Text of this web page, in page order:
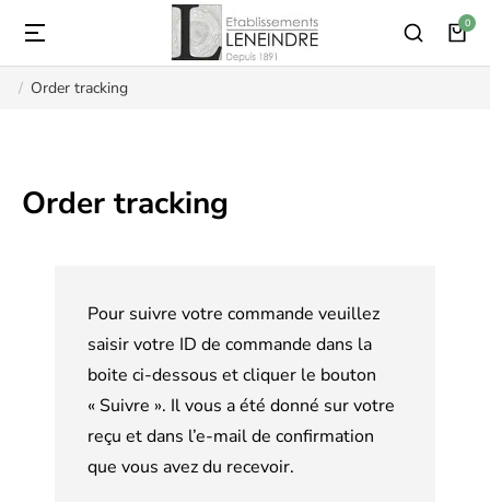
Vous êtes ici :
Order tracking
Order tracking
Pour suivre votre commande veuillez
saisir votre ID de commande dans la
boite ci-dessous et cliquer le bouton
« Suivre ». Il vous a été donné sur votre
reçu et dans l’e-mail de confirmation
que vous avez du recevoir.